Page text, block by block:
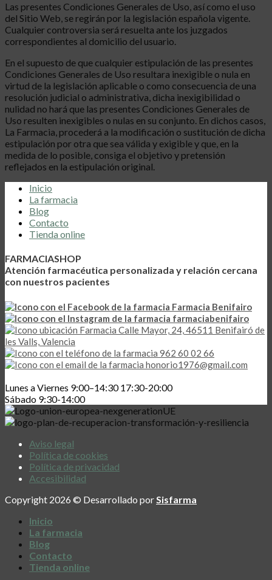
Las presentes Condiciones Generales de Uso, así como el uso
del Sitio Web, se regirán por la legislación española vigente.
Cualquier controversia será resuelta ante los juzgados
correspondientes al domicilio del usuario.
En el supuesto de que cualquier estipulación de las presentes
Condiciones Generales de Uso resultara inexigible o nula en
virtud de la legislación aplicable o como consecuencia de una
resolución judicial o administrativa, dicha inexigibilidad o
nulidad no hará que las presentes Condiciones Generales de
Uso resulten inexigibles o nulas en su conjunto. En dichos casos,
La Farmacia, procederá a la modificación o sustitución de dicha
estipulación por otra que sea válida y exigible y que, en la
medida de lo posible, consiga el objetivo y pretensión
reflejados en la estipulación original.
Inicio
La farmacia
Blog
Contacto
Tienda online
FARMACIASHOP
Atención farmacéutica personalizada y relación cercana
con nuestros pacientes
Farmacia Benifairo
farmaciabenifairo
Calle Mayor, 24, 46511 Benifairó de
les Valls, Valencia
962 60 02 66
honorio1976@gmail.com
Lunes a Viernes 9:00–14:30 17:30-20:00
Sábado 9:30-14:00
Aviso legal
Política de cookies
Política de privacidad
Accesibilidad
Copyright 2026 © Desarrollado por Sisfarma
Inicio
La farmacia
Blog
Contacto
Tienda online